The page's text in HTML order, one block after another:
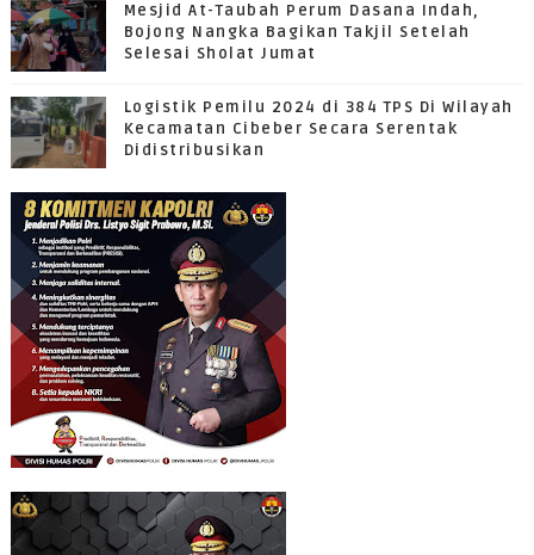
Mesjid At-Taubah Perum Dasana Indah,
Bojong Nangka Bagikan Takjil Setelah
Selesai Sholat Jumat
Logistik Pemilu 2024 di 384 TPS Di Wilayah
Kecamatan Cibeber Secara Serentak
Didistribusikan